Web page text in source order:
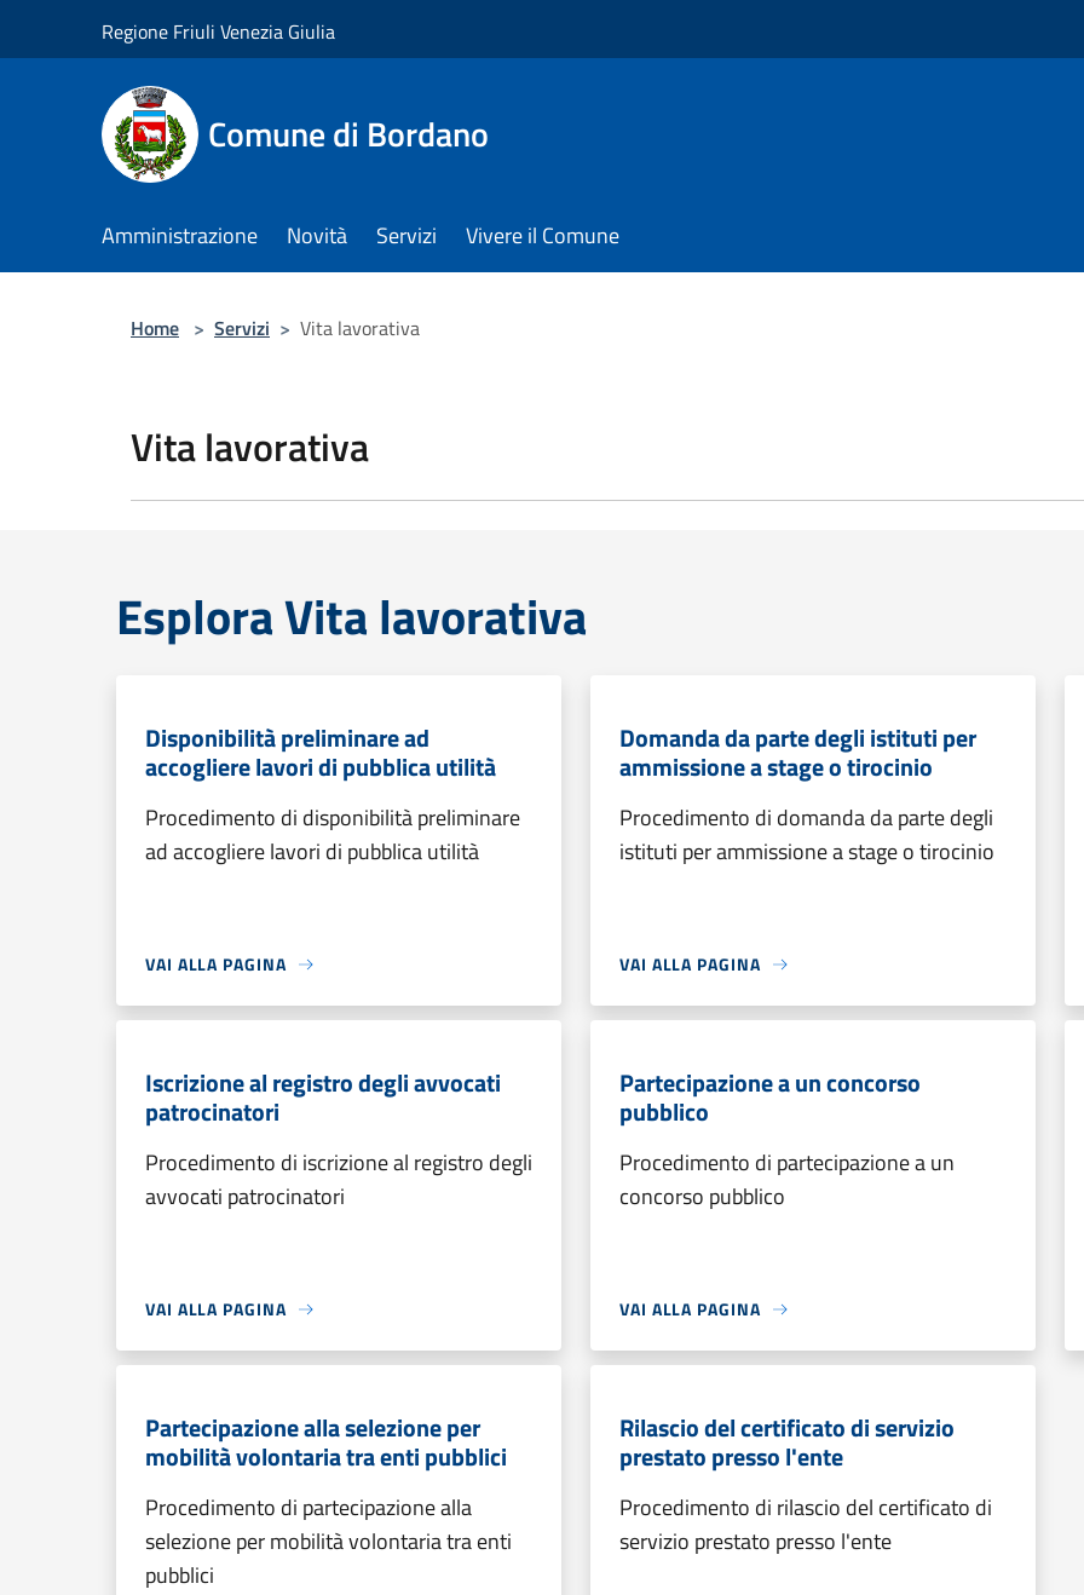
Regione Friuli Venezia Giulia
Comune di Bordano
Amministrazione Novità Servizi Vivere il Comune
Home > Servizi > Vita lavorativa
Vita lavorativa
Esplora Vita lavorativa
Disponibilità preliminare ad
accogliere lavori di pubblica utilità
Procedimento di disponibilità preliminare
ad accogliere lavori di pubblica utilità
VAI ALLA PAGINA
Domanda da parte degli istituti per
ammissione a stage o tirocinio
Procedimento di domanda da parte degli
istituti per ammissione a stage o tirocinio
VAI ALLA PAGINA
Iscrizione al registro degli avvocati
patrocinatori
Procedimento di iscrizione al registro degli
avvocati patrocinatori
VAI ALLA PAGINA
Partecipazione a un concorso
pubblico
Procedimento di partecipazione a un
concorso pubblico
VAI ALLA PAGINA
Partecipazione alla selezione per
mobilità volontaria tra enti pubblici
Procedimento di partecipazione alla
selezione per mobilità volontaria tra enti
pubblici
Rilascio del certificato di servizio
prestato presso l'ente
Procedimento di rilascio del certificato di
servizio prestato presso l'ente